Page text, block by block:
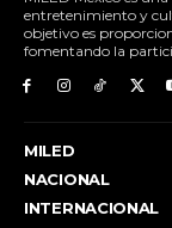
entretenimiento y
objetivo es
fomentando la
MILED
NACIONAL
INTERNACIONAL